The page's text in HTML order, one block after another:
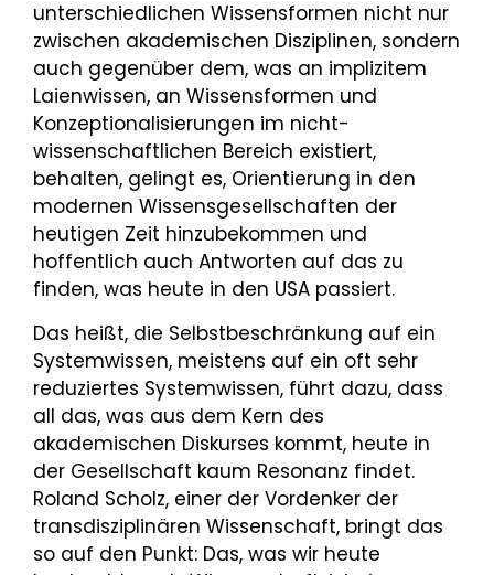
unterschiedlichen Wissensformen nicht nur
zwischen akademischen Disziplinen, sondern
auch gegenüber dem, was an implizitem
Laienwissen, an Wissensformen und
Konzeptionalisierungen im nicht-
wissenschaftlichen Bereich existiert,
behalten, gelingt es, Orientierung in den
modernen Wissensgesellschaften der
heutigen Zeit hinzubekommen und
hoffentlich auch Antworten auf das zu
finden, was heute in den USA passiert.
Das heißt, die Selbstbeschränkung auf ein
Systemwissen, meistens auf ein oft sehr
reduziertes Systemwissen, führt dazu, dass
all das, was aus dem Kern des
akademischen Diskurses kommt, heute in
der Gesellschaft kaum Resonanz findet.
Roland Scholz, einer der Vordenker der
transdisziplinären Wissenschaft, bringt das
so auf den Punkt: Das, was wir heute